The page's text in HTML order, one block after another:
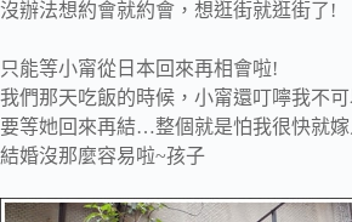
沒辦法想約會就約會，想逛街就逛街了!
只能等小甯從日本回來再相會啦!
我們那天吃飯的時候，小甯還叮嚀我不
要等她回來再結…整個就是怕我很快就
結婚沒那麼容易啦~孩子